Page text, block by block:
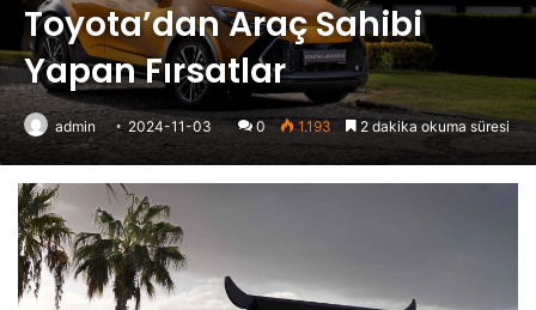
Toyota’dan Araç Sahibi
Yapan Fırsatlar
admin 2024-11-03 0 1.193 2 dakika okuma süresi